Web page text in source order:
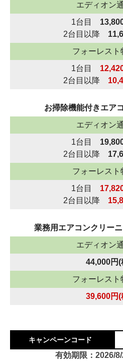
エディオン
1台目
2台目以降
フォーレスト
1台目
2台目以降
お掃除機能付きエア
エディオン
1台目
2台目以降
フォーレスト
1台目
2台目以降
業務用エアコンクリーニ
エディオン
44,000円(
フォーレスト
39,600円(
キャンペーンコード
有効期限：2026/